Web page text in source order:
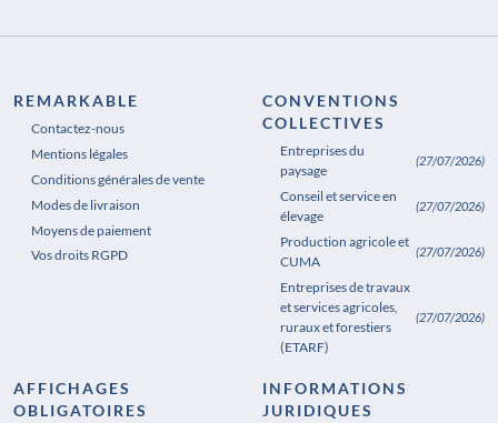
REMARKABLE
Contactez-nous
Mentions légales
Conditions générales de vente
Modes de livraison
Moyens de paiement
Vos droits RGPD
CONVENTIONS
COLLECTIVES
Entreprises du
paysage
(27/07/2026)
Conseil et service en
élevage
(27/07/2026)
Production agricole et
CUMA
(27/07/2026)
Entreprises de travaux
et services agricoles,
ruraux et forestiers
(ETARF)
(27/07/2026)
AFFICHAGES
OBLIGATOIRES
INFORMATIONS
JURIDIQUES